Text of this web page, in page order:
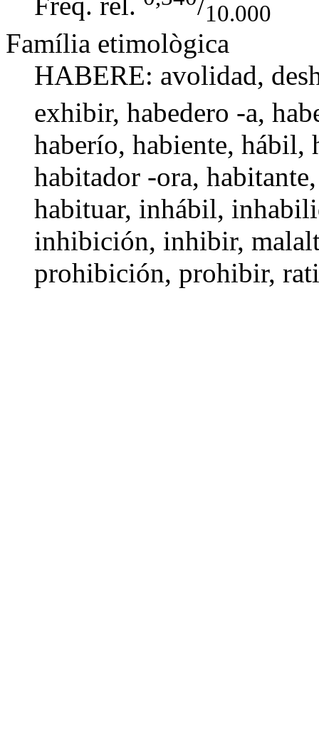
10.000
Família etimològica
HABERE: avolidad,
exhibir, habedero -a,
haberío, habiente, hábil,
habitador -ora, habitante
habituar, inhábil,
inhibición, inhibir,
prohibición, prohibir,